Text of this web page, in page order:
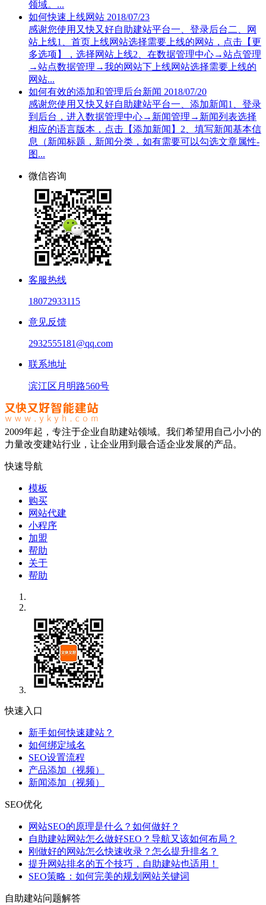
领域。...
如何快速上线网站 2018/07/23
感谢您使用又快又好自助建站平台一、登录后台二、网
站上线1、首页上线网站选择需要上线的网站，点击【更
多选项】，选择网站上线2、在数据管理中心→站点管理
→站点数据管理→我的网站下上线网站选择需要上线的
网站...
如何有效的添加和管理后台新闻 2018/07/20
感谢您使用又快又好自助建站平台一、添加新闻1、登录
到后台，进入数据管理中心→新闻管理→新闻列表选择
相应的语言版本，点击【添加新闻】2、填写新闻基本信
息（新闻标题，新闻分类，如有需要可以勾选文章属性-
图...
微信咨询
客服热线
18072933115
意见反馈
2932555181@qq.com
联系地址
滨江区月明路560号
2009年起，专注于企业自助建站领域。我们希望用自己小小的
力量改变建站行业，让企业用到最合适企业发展的产品。
快速导航
模板
购买
网站代建
小程序
加盟
帮助
关于
帮助
快速入口
新手如何快速建站？
如何绑定域名
SEO设置流程
产品添加（视频）
新闻添加（视频）
SEO优化
网站SEO的原理是什么？如何做好？
自助建站网站怎么做好SEO？导航又该如何布局？
刚做好的网站怎么快速收录？怎么提升排名？
提升网站排名的五个技巧，自助建站也适用！
SEO策略：如何完美的规划网站关键词
自助建站问题解答